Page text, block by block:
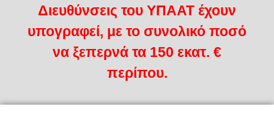
Διευθύνσεις του ΥΠΑΑΤ έχουν
υπογραφεί, με το συνολικό ποσό
να ξεπερνά τα 150 εκατ. €
περίπου.